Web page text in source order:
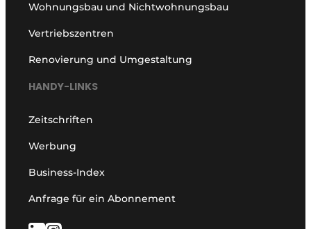
Wohnungsbau und Nichtwohnungsbau
Vertriebszentren
Renovierung und Umgestaltung
HANDY-LINKS
Zeitschriften
Werbung
Business-Index
Anfrage für ein Abonnement